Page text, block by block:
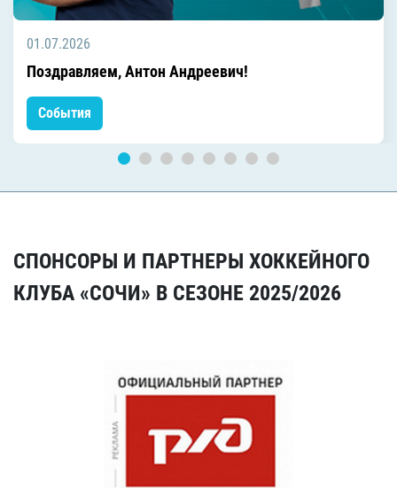
01.07.2026
Поздравляем, Антон Андреевич!
События
СПОНСОРЫ И ПАРТНЕРЫ ХОККЕЙНОГО
КЛУБА «СОЧИ» В СЕЗОНЕ 2025/2026